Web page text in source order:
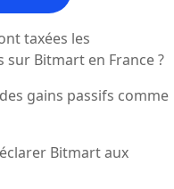
taxées les
sur Bitmart en France ?
gains passifs comme
Bitmart aux